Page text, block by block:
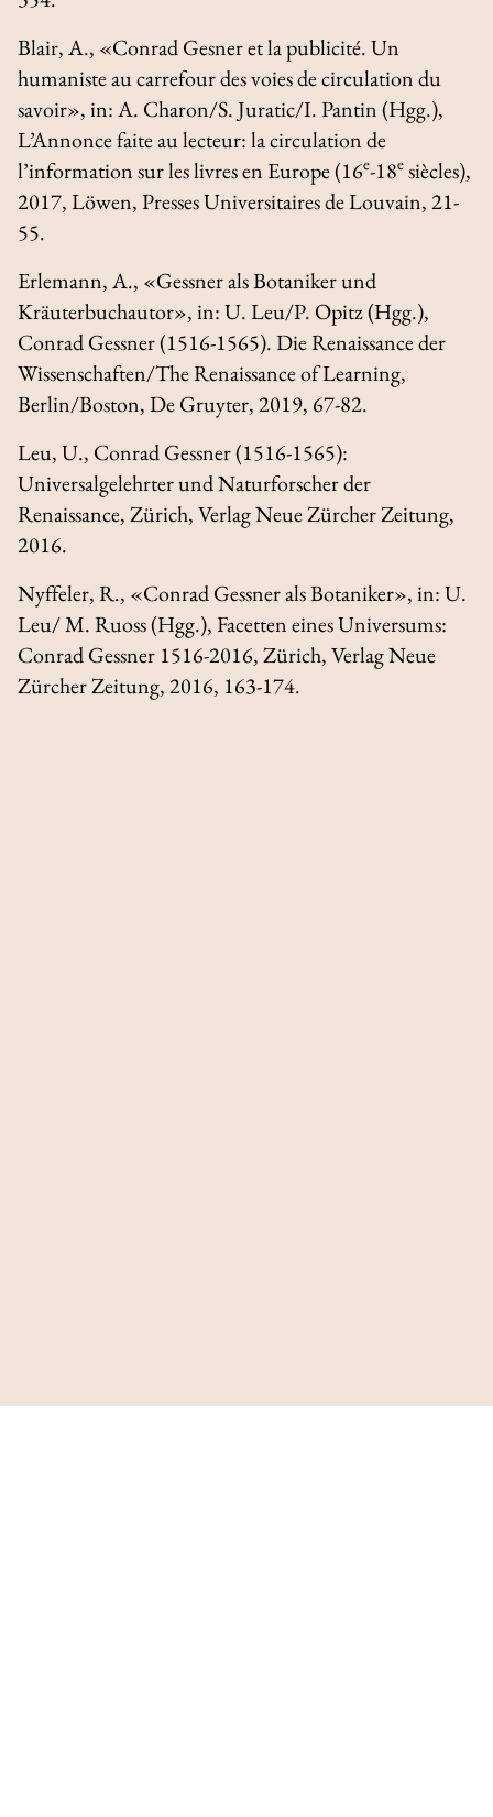
Blair, A., «Conrad Gesner et la publicité. Un
humaniste au carrefour des voies de circulation du
savoir», in: A. Charon/S. Juratic/I. Pantin (Hgg.),
L’Annonce faite au lecteur: la circulation de
l’information sur les livres en Europe (16e-18e siècles),
2017, Löwen, Presses Universitaires de Louvain, 21-
55.
Erlemann, A., «Gessner als Botaniker und
Kräuterbuchautor», in: U. Leu/P. Opitz (Hgg.),
Conrad Gessner (1516-1565). Die Renaissance der
Wissenschaften/The Renaissance of Learning,
Berlin/Boston, De Gruyter, 2019, 67-82.
Leu, U., Conrad Gessner (1516-1565):
Universalgelehrter und Naturforscher der
Renaissance, Zürich, Verlag Neue Zürcher Zeitung,
2016.
Nyffeler, R., «Conrad Gessner als Botaniker», in: U.
Leu/ M. Ruoss (Hgg.),Facetten eines Universums:
Conrad Gessner 1516-2016, Zürich, Verlag Neue
Zürcher Zeitung, 2016, 163-174.